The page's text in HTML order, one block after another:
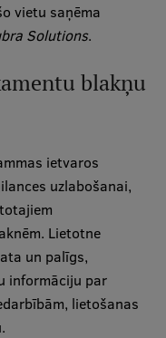
vietu saņēma
Solutions.
blakņu
ietvaros
uzlabošanai,
Lietotne
un palīgs,
informāciju par
lietošanas